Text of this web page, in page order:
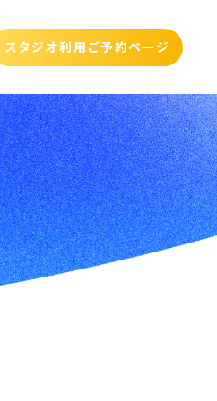
スタジオ利用ご予約ページ